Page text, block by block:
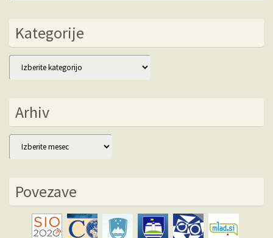
Kategorije
Kategorije
Arhiv
Arhiv
Povezave